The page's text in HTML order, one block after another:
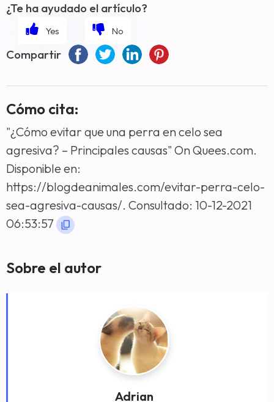
¿Te ha ayudado el artículo?
Compartir
Cómo cita:
"¿Cómo evitar que una perra en celo sea
agresiva? – Principales causas" On Quees.com.
Disponible en:
https://blogdeanimales.com/evitar-perra-celo-
sea-agresiva-causas/. Consultado: 10-12-2021
06:53:57
Sobre el autor
Adrian